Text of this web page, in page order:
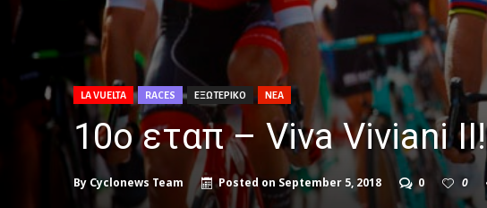
LA VUELTA RACES ΕΞΩΤΕΡΙΚΟ ΝΕΑ
10ο εταπ – Viva Viviani II!
By Cyclonews Team Posted onSeptember 5, 2018 0 0